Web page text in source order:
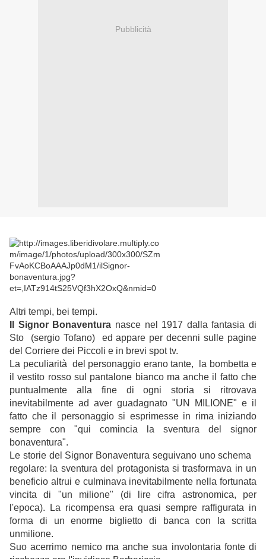
Pubblicità
Altri tempi, bei tempi.
Il Signor Bonaventura nasce nel 1917 dalla fantasia di
Sto (sergio Tofano) ed appare per decenni sulle pagine
del Corriere dei Piccoli e in brevi spot tv.
La peculiarità del personaggio erano tante, la bombetta e
il vestito rosso sul pantalone bianco ma anche il fatto che
puntualmente alla fine di ogni storia si ritrovava
inevitabilmente ad aver guadagnato "UN MILIONE" e il
fatto che il personaggio si esprimesse in rima iniziando
sempre con "qui comincia la sventura del signor
bonaventura".
Le storie del Signor Bonaventura seguivano uno schema
regolare: la sventura del protagonista si trasformava in un
beneficio altrui e culminava inevitabilmente nella fortunata
vincita di "un milione" (di lire cifra astronomica, per
l'epoca). La ricompensa era quasi sempre raffigurata in
forma di un enorme biglietto di banca con la scritta
unmilione.
Suo acerrimo nemico ma anche sua involontaria fonte di